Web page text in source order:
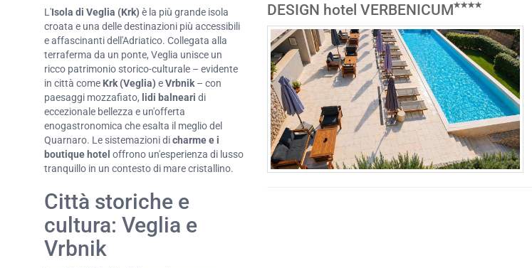
L'Isola di Veglia (Krk) è la più grande isola
croata e una delle destinazioni più accessibili
e affascinanti dell'Adriatico. Collegata alla
terraferma da un ponte, Veglia unisce un
ricco patrimonio storico-culturale – evidente
in città come Krk (Veglia) eVrbnik– con
paesaggi mozzafiato, lidi balneari di
eccezionale bellezza e un'offerta
enogastronomica che esalta il meglio del
Quarnaro. Le sistemazioni dicharme e i
boutique hotel offrono un'esperienza di lusso
tranquillo in un contesto di mare cristallino.
Città storiche e
cultura: Veglia e
Vrbnik
DESIGN hotel VERBENICUM